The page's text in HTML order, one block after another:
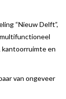
“Nieuw Delft”,
kantoorruimte en
van ongeveer